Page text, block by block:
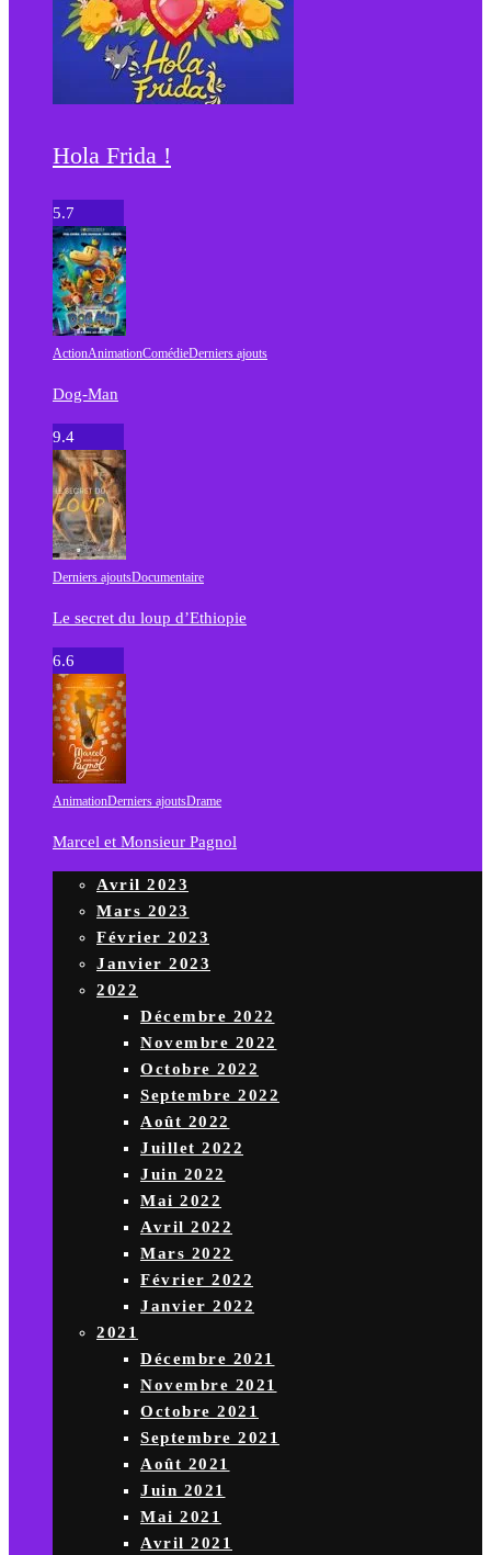
Hola Frida !
5.7
ActionAnimationComédieDerniers ajouts
Dog-Man
9.4
Derniers ajoutsDocumentaire
Le secret du loup d’Ethiopie
6.6
AnimationDerniers ajoutsDrame
Marcel et Monsieur Pagnol
Avril 2023
Mars 2023
Février 2023
Janvier 2023
2022
Décembre 2022
Novembre 2022
Octobre 2022
Septembre 2022
Août 2022
Juillet 2022
Juin 2022
Mai 2022
Avril 2022
Mars 2022
Février 2022
Janvier 2022
2021
Décembre 2021
Novembre 2021
Octobre 2021
Septembre 2021
Août 2021
Juin 2021
Mai 2021
Avril 2021